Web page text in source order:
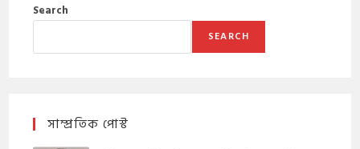
Search
SEARCH
সাম্প্রতিক পোস্ট